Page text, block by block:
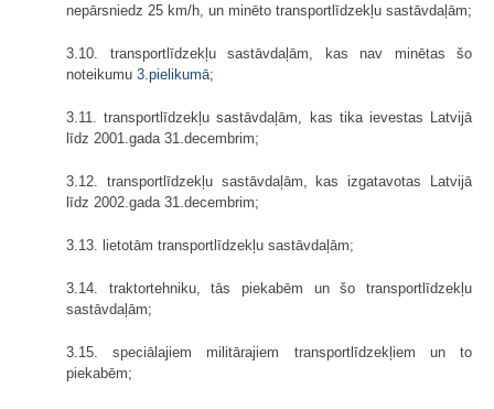
nepārsniedz 25 km/h, un minēto transportlīdzekļu sastāvdaļām;
3.10. transportlīdzekļu sastāvdaļām, kas nav minētas šo
noteikumu 3.pielikumā;
3.11. transportlīdzekļu sastāvdaļām, kas tika ievestas Latvijā
līdz 2001.gada 31.decembrim;
3.12. transportlīdzekļu sastāvdaļām, kas izgatavotas Latvijā
līdz 2002.gada 31.decembrim;
3.13. lietotām transportlīdzekļu sastāvdaļām;
3.14. traktortehniku, tās piekabēm un šo transportlīdzekļu
sastāvdaļām;
3.15. speciālajiem militārajiem transportlīdzekļiem un to
piekabēm;